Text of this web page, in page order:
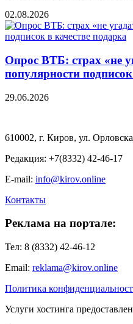
02.08.2026
Опрос ВТБ: страх «не
популярности
29.06.2026
610002, г. Киров, ул.
Редакция: +7(8332) 42-46-17
E-mail: info@kirov.online
Контакты
Реклама на портале:
Тел: 8 (8332) 42-46-12
Email: reklama@kirov.online
Политика
Услуги хостинга